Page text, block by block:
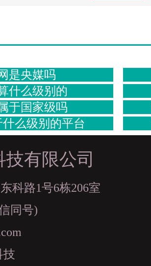
是央媒吗
什么级别的
于国家级吗
么级别的平台
有限公司
科路1号6栋206室
同号)
技